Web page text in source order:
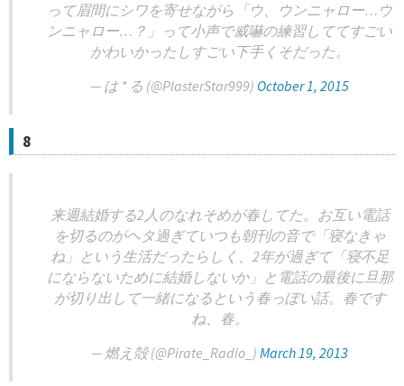
って眉間にシワを寄せながら「ウ、ウンニャロー…ウ
ンニャロー…？」って小声で威嚇の練習しててすごい
かわいかったしすごい下手くそだった。
— は * る (@PlasterStar999) October 1, 2015
8
来週結婚する2人のなれそめが春してた。お互い電話
を切るのがヘタ過ぎていつも朝刊の音で「寝なきゃ
ね」という生活だったらしく、2年が過ぎて「寝不足
にならないために結婚しないか」と電話の最後に旦那
が切り出して一緒になるという春っぽい話。春です
ね、春。
— 燃え殻 (@Pirate_Radio_) March 19, 2013